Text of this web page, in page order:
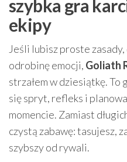
szybka gra
ekipy
Jeśli lubisz proste
odrobinę emocji, Goliath
strzałem w dziesiątkę.
się spryt, refleks i
momencie. Zamiast
czystą zabawę: tasujesz,
szybszy od rywali.